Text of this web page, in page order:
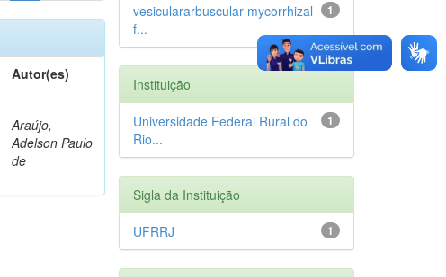
Autor(es)
Araújo,
Adelson Paulo
de
1
vesiculararbuscular mycorrhizal
f...
Instituição
1
Universidade Federal Rural do
Rio...
Sigla da Instituição
1
UFRRJ